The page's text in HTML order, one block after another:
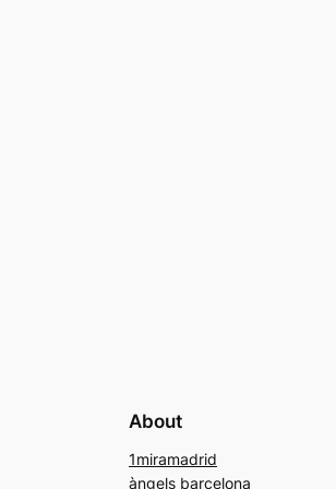
About
1miramadrid
àngels barcelona